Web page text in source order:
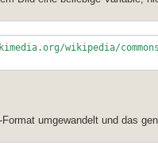
wikipedia/
umgewandelt und das